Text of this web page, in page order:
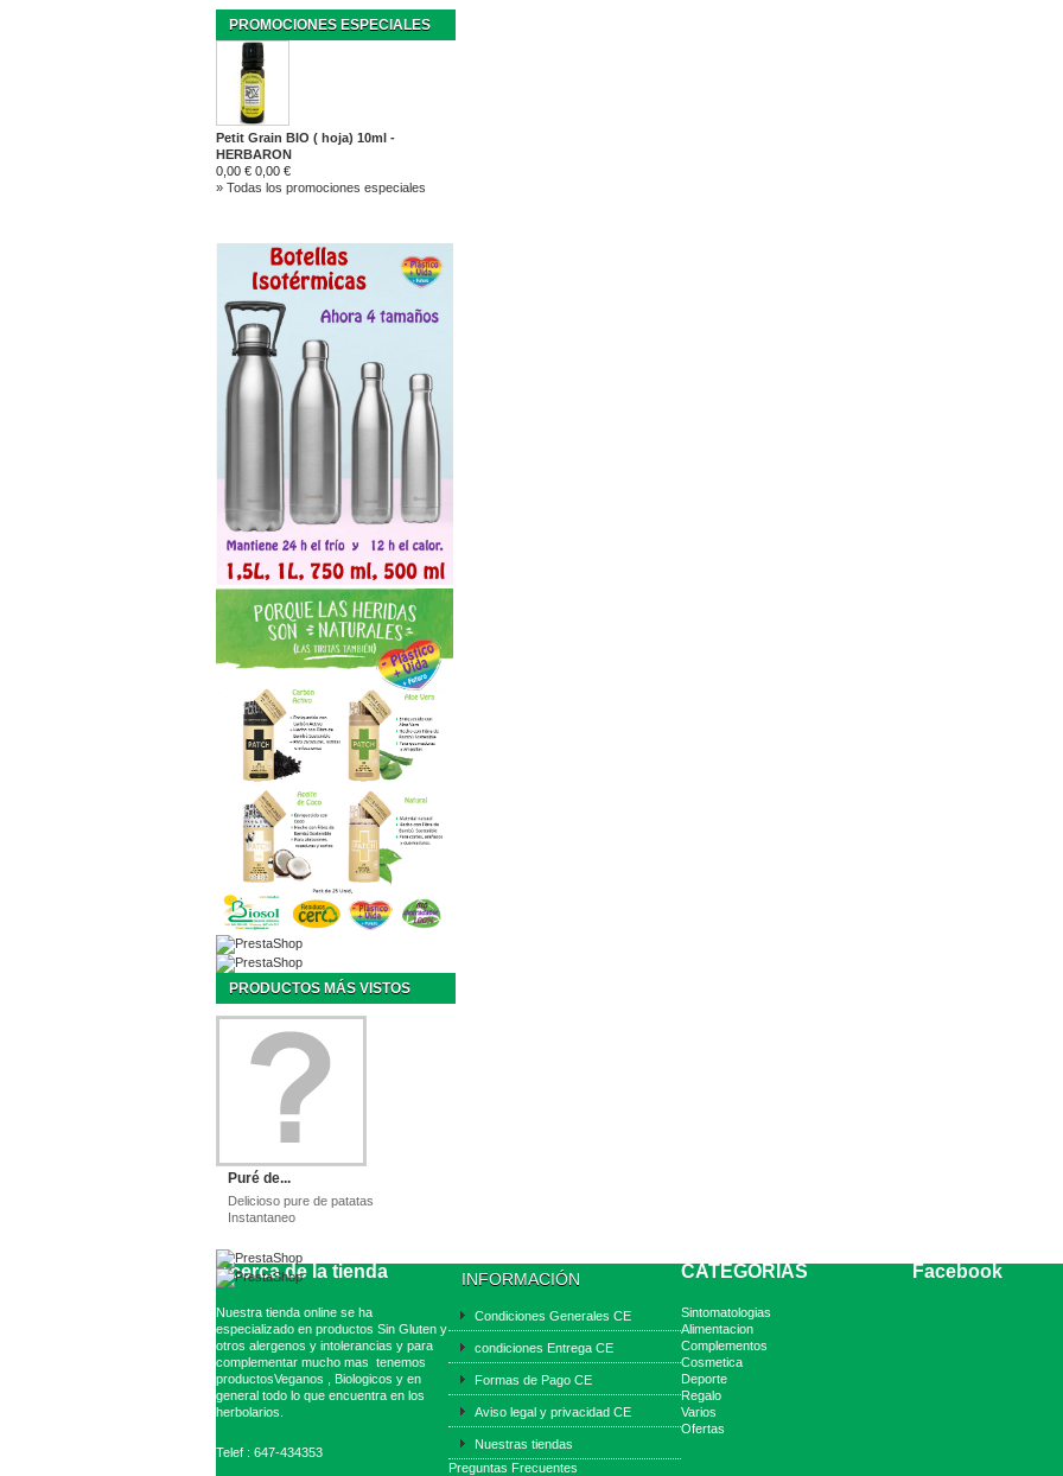
PROMOCIONES ESPECIALES
Petit Grain BIO ( hoja) 10ml -
HERBARON
0,00 € 0,00 €
» Todas los promociones especiales
PRODUCTOS MÁS VISTOS
Puré de...
Delicioso pure de patatas
Instantaneo
Acerca de la tienda
Nuestra tienda online se ha
especializado en productos Sin Gluten y
otros alergenos y intolerancias y para
complementar mucho mas tenemos
productosVeganos , Biologicos y en
general todo lo que encuentra en los
herbolarios.
Telef : 647-434353
INFORMACIÓN
Condiciones Generales CE
condiciones Entrega CE
Formas de Pago CE
Aviso legal y privacidad CE
Nuestras tiendas
Preguntas Frecuentes
CATEGORIAS
Sintomatologias
Alimentacion
Complementos
Cosmetica
Deporte
Regalo
Varios
Ofertas
Facebook